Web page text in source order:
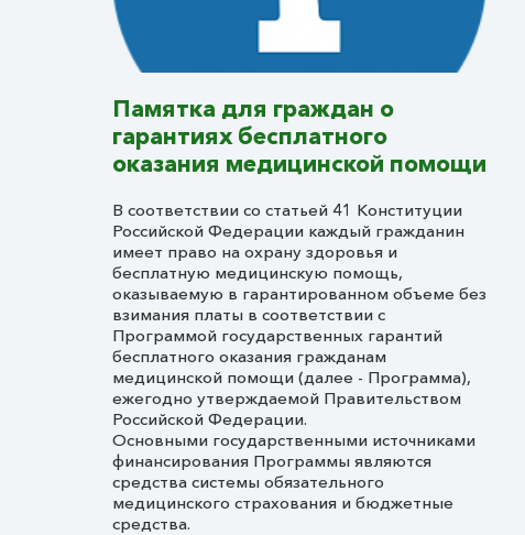
Памятка для граждан о
гарантиях бесплатного
оказания медицинской помощи
В соответствии со статьей 41 Конституции
Российской Федерации каждый гражданин
имеет право на охрану здоровья и
бесплатную медицинскую помощь,
оказываемую в гарантированном объеме без
взимания платы в соответствии с
Программой государственных гарантий
бесплатного оказания гражданам
медицинской помощи (далее - Программа),
ежегодно утверждаемой Правительством
Российской Федерации.
Основными государственными источниками
финансирования Программы являются
средства системы обязательного
медицинского страхования и бюджетные
средства.